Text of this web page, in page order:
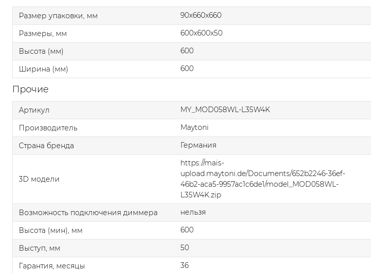
Размер упаковки, мм
90x660x660
Размеры, мм
600x600x50
Высота (мм)
600
Ширина (мм)
600
Прочие
Артикул
MY_MOD058WL-L35W4K
Производитель
Maytoni
Страна бренда
Германия
3D модели
https://mais-
upload.maytoni.de/Documents/652b2246-36ef-
46b2-aca5-9957ac1c6de1/model_MOD058WL-
L35W4K.zip
Возможность подключения диммера
нельзя
Высота (мин), мм
600
Выступ, мм
50
Гарантия, месяцы
36